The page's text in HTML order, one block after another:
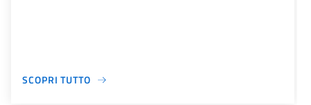
SCOPRI TUTTO